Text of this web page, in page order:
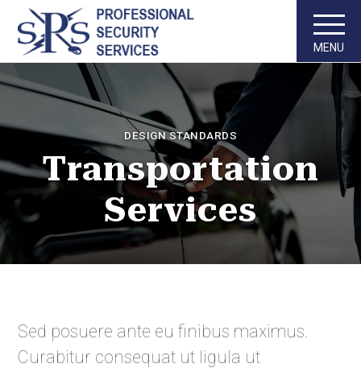
MENU
DESIGN STANDARDS
Transportation
Services
Sed posuere ante eu finibus maximus.
Curabitur consequat ut ligula ut